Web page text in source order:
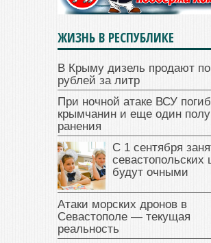
ЖИЗНЬ В РЕСПУБЛИКЕ
В Крыму дизель продают
рублей за литр
При ночной атаке ВСУ
крымчанин и еще один
ранения
С 1 сентября
севастопольских
будут очными
Атаки морских дронов в
Севастополе — текущая
реальность